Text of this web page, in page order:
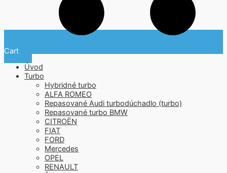
Cart
Úvod
Turbo
Hybridné turbo
ALFA ROMEO
Repasované Audi turbodúchadlo (turbo)
Repasované turbo BMW
CITROËN
FIAT
FORD
Mercedes
OPEL
RENAULT